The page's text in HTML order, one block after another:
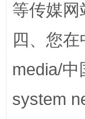
站台
等传媒
四、您
media/
system